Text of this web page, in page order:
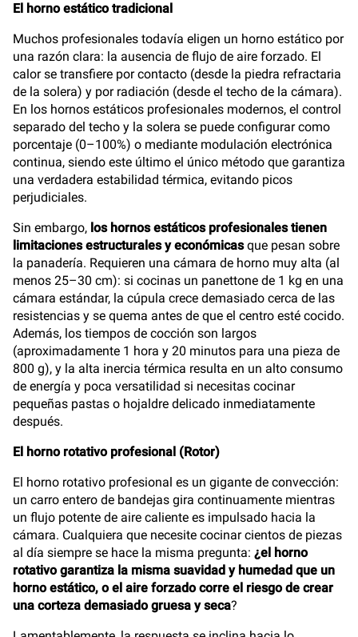
El horno estático tradicional
Muchos profesionales todavía eligen un horno estático por
una razón clara: la ausencia de flujo de aire forzado. El
calor se transfiere por contacto (desde la piedra refractaria
de la solera) y por radiación (desde el techo de la cámara).
En los hornos estáticos profesionales modernos, el control
separado del techo y la solera se puede configurar como
porcentaje (0–100%) o mediante modulación electrónica
continua, siendo este último el único método que garantiza
una verdadera estabilidad térmica, evitando picos
perjudiciales.
Sin embargo, los hornos estáticos profesionales tienen
limitaciones estructurales y económicasque pesan sobre
la panadería. Requieren una cámara de horno muy alta (al
menos 25–30 cm): si cocinas un panettone de 1 kg en una
cámara estándar, la cúpula crece demasiado cerca de las
resistencias y se quema antes de que el centro esté cocido.
Además, los tiempos de cocción son largos
(aproximadamente 1 hora y 20 minutos para una pieza de
800 g), y la alta inercia térmica resulta en un alto consumo
de energía y poca versatilidad si necesitas cocinar
pequeñas pastas o hojaldre delicado inmediatamente
después.
El horno rotativo profesional (Rotor)
El horno rotativo profesional es un gigante de convección:
un carro entero de bandejas gira continuamente mientras
un flujo potente de aire caliente es impulsado hacia la
cámara. Cualquiera que necesite cocinar cientos de piezas
al día siempre se hace la misma pregunta: ¿el horno
rotativo garantiza la misma suavidad y humedad que un
horno estático, o el aire forzado corre el riesgo de crear
una corteza demasiado gruesa y seca?